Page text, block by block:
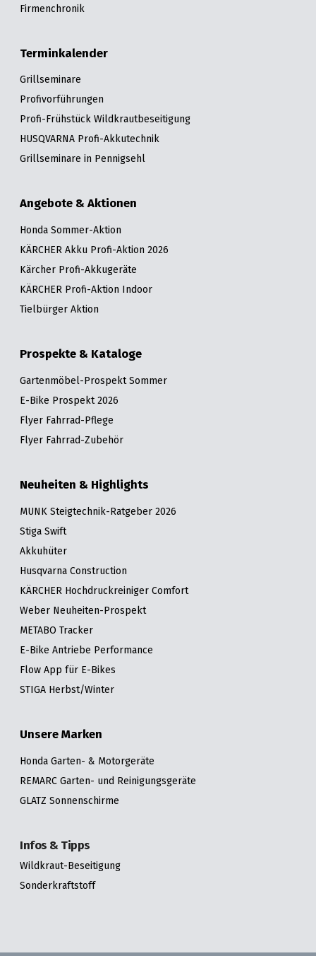
Firmenchronik
Terminkalender
Grillseminare
Profivorführungen
Profi-Frühstück Wildkrautbeseitigung
HUSQVARNA Profi-Akkutechnik
Grillseminare in Pennigsehl
Angebote & Aktionen
Honda Sommer-Aktion
KÄRCHER Akku Profi-Aktion 2026
Kärcher Profi-Akkugeräte
KÄRCHER Profi-Aktion Indoor
Tielbürger Aktion
Prospekte & Kataloge
Gartenmöbel-Prospekt Sommer
E-Bike Prospekt 2026
Flyer Fahrrad-Pflege
Flyer Fahrrad-Zubehör
Neuheiten & Highlights
MUNK Steigtechnik-Ratgeber 2026
Stiga Swift
Akkuhüter
Husqvarna Construction
KÄRCHER Hochdruckreiniger Comfort
Weber Neuheiten-Prospekt
METABO Tracker
E-Bike Antriebe Performance
Flow App für E-Bikes
STIGA Herbst/Winter
Unsere Marken
Honda Garten- & Motorgeräte
REMARC Garten- und Reinigungsgeräte
GLATZ Sonnenschirme
Infos & Tipps
Wildkraut-Beseitigung
Sonderkraftstoff